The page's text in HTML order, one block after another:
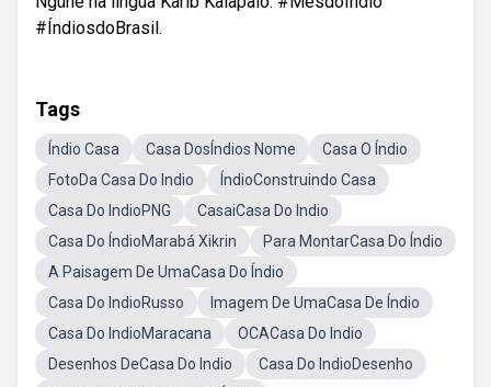
#ÍndiosdoBrasil.
Tags
Índio Casa Casa DosÍndios Nome
Casa O Índio
FotoDa Casa Do Indio
ÍndioConstruindo Casa
Casa Do IndioPNG
CasaiCasa Do Indio
Casa Do ÍndioMarabá Xikrin
Para MontarCasa Do Índio
A Paisagem De UmaCasa Do Índio
Casa Do IndioRusso
Imagem De UmaCasa De Índio
Casa Do IndioMaracana
OCACasa Do Indio
Desenhos DeCasa Do Indio
Casa Do IndioDesenho